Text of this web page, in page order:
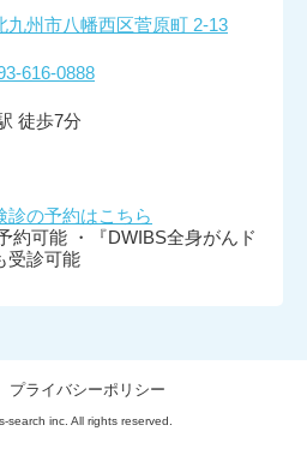
九州市八幡西区菅原町 2-13
616-0888
徒歩7分
診の予約はこちら
約可能 ・『DWIBS全身がんド
受診可能
プライバシーポリシー
search inc. All rights reserved.